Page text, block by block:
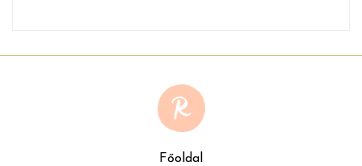
Főoldal